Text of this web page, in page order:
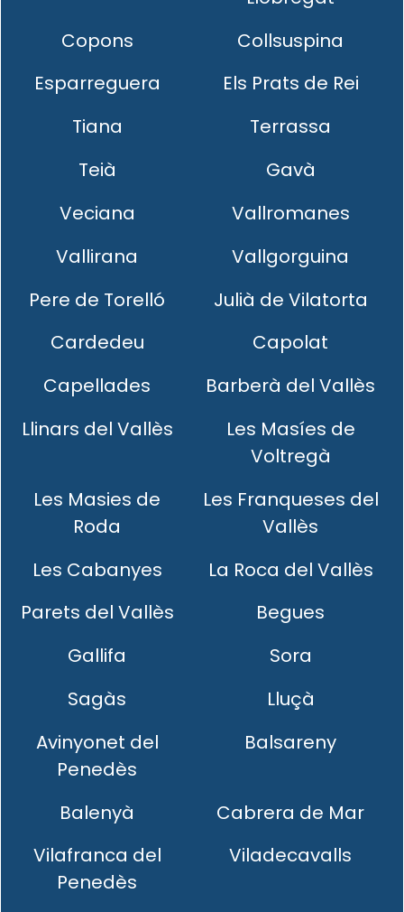
Copons
Collsuspina
Esparreguera
Els Prats de Rei
Tiana
Terrassa
Teià
Gavà
Veciana
Vallromanes
Vallirana
Vallgorguina
Pere de Torelló
Julià de Vilatorta
Cardedeu
Capolat
Capellades
Barberà del Vallès
Llinars del Vallès
Les Masíes de
Voltregà
Les Masies de
Roda
Les Franqueses del
Vallès
Les Cabanyes
La Roca del Vallès
Parets del Vallès
Begues
Gallifa
Sora
Sagàs
Lluçà
Avinyonet del
Penedès
Balsareny
Balenyà
Cabrera de Mar
Vilafranca del
Penedès
Viladecavalls